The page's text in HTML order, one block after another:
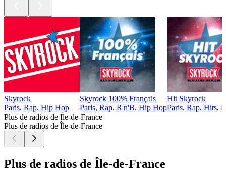
Skyrock
Paris, Rap, Hip Hop
Skyrock 100% Français
Paris, Rap, R'n'B, Hip Hop
Hit Skyrock
Paris, Rap, Hits,
Plus de radios de Île-de-France
Plus de radios de Île-de-France
Plus de radios de Île-de-France